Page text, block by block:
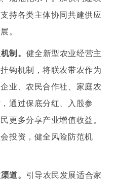
持各类主体协同共建供应
。
制。 健全新型农业经营主
钩机制，将联农带农作为
业、农民合作社、家庭农
通过保底分红、入股参
更多分享产业增值收益。
投资，健全风险防范机
道。 引导农民发展适合家